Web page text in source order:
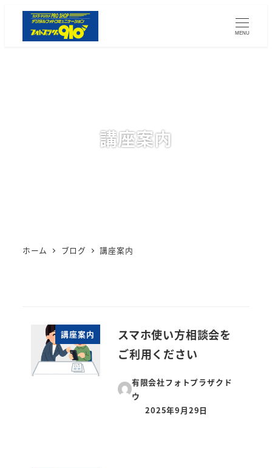
MENU
講座案内
ホーム ブログ 講座案内
講座案内
スマホ使い方相談会を
ご利用ください
有限会社フォトプラザクド
ウ
投稿日
2025年9月29日